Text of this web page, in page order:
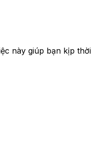
này giúp bạn kịp thời